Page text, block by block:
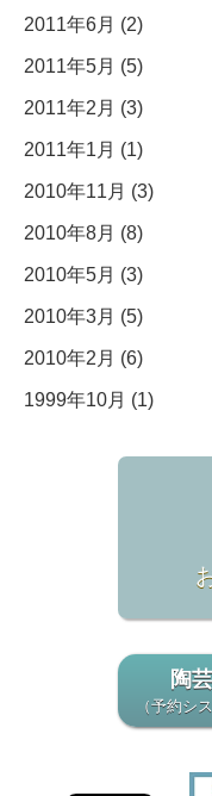
2011年6月 (2)
2011年5月 (5)
2011年2月 (3)
2011年1月 (1)
2010年11月 (3)
2010年8月 (8)
2010年5月 (3)
2010年3月 (5)
2010年2月 (6)
1999年10月 (1)
陶
（予約シ